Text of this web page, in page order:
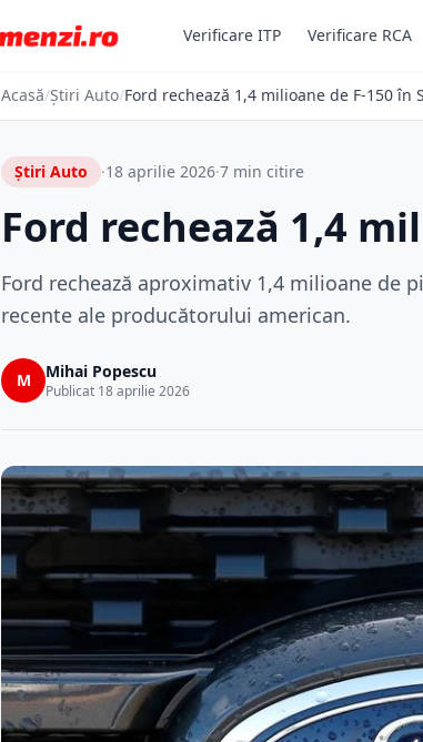
Verificare ITP Verificare RCA
Acasă/Știri Auto/Ford rechează 1,4 milioane de F-150 în
Știri Auto ·18 aprilie 2026·7 min citire
Ford rechează 1,4
Ford rechează aproximativ 1,4 milioane de
recente ale producătorului american.
M Mihai Popescu
Publicat 18 aprilie 2026